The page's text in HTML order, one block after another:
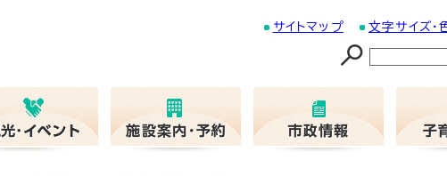
サイトマップ 文字サイズ・